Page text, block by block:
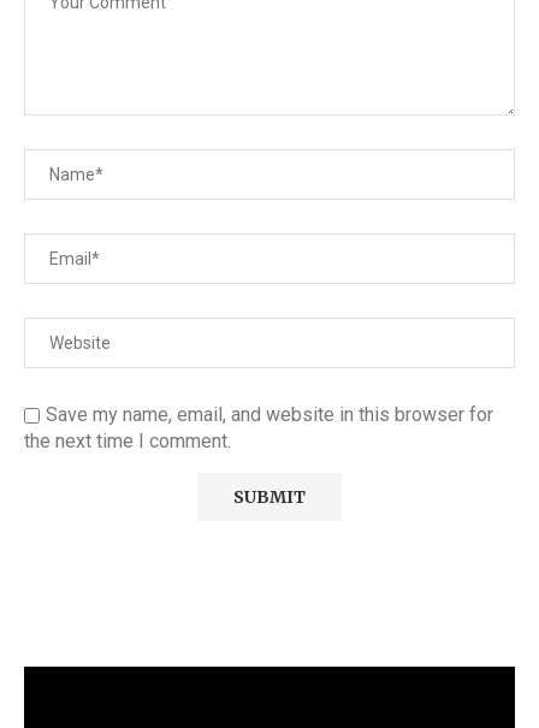
Save my name, email, and website in this browser for
the next time I comment.